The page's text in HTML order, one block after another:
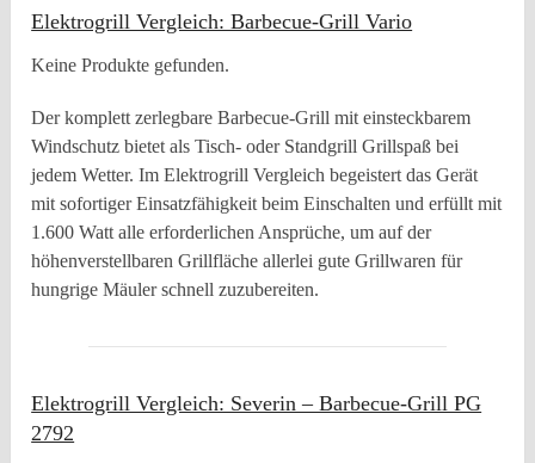
Elektrogrill Vergleich: Barbecue-Grill Vario
Keine Produkte gefunden.
Der komplett zerlegbare Barbecue-Grill mit einsteckbarem
Windschutz bietet als Tisch- oder Standgrill Grillspaß bei
jedem Wetter. Im Elektrogrill Vergleich begeistert das Gerät
mit sofortiger Einsatzfähigkeit beim Einschalten und erfüllt mit
1.600 Watt alle erforderlichen Ansprüche, um auf der
höhenverstellbaren Grillfläche allerlei gute Grillwaren für
hungrige Mäuler schnell zuzubereiten.
Elektrogrill Vergleich: Severin – Barbecue-Grill PG
2792